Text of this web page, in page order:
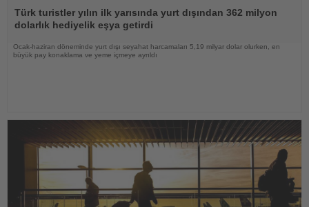
Oku
Türk turistler yılın ilk yarısında yurt dışından 362 milyon
dolarlık hediyelik eşya getirdi
Ocak-haziran döneminde yurt dışı seyahat harcamaları 5,19 milyar dolar olurken, en
büyük pay konaklama ve yeme içmeye ayrıldı